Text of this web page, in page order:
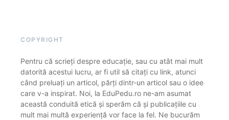
COPYRIGHT
Pentru că scrieți despre educație, sau cu atât mai mult
datorită acestui lucru, ar fi util să citați cu link, atunci
când preluați un articol, părți dintr-un articol sau o idee
care v-a inspirat. Noi, la EduPedu.ro ne-am asumat
această conduită etică și sperăm că și publicațiile cu
mult mai multă experiență vor face la fel. Ne bucurăm